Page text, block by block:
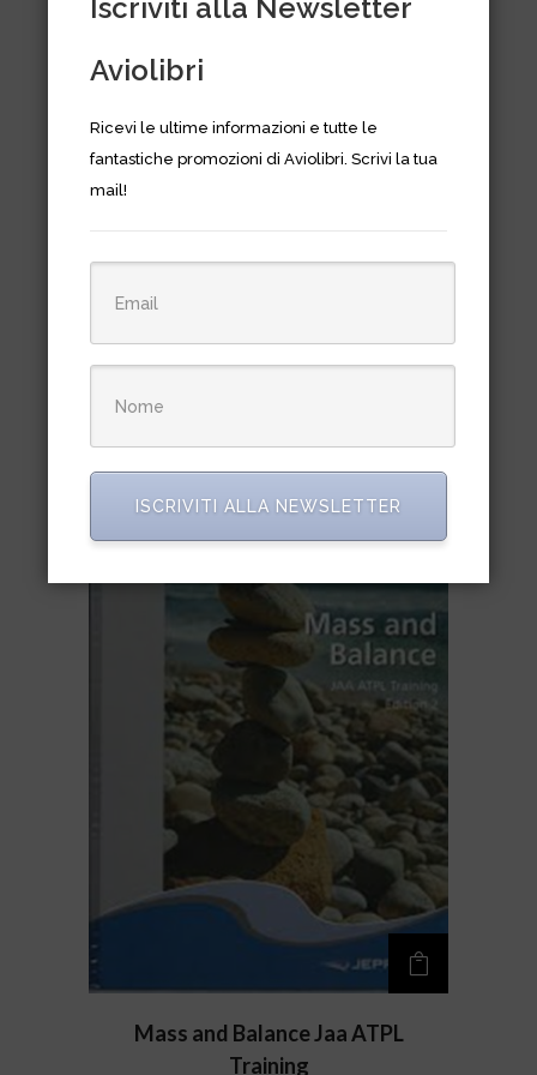
Manuale di navigazione
astronomica semplificata
Mass and Balance Jaa ATPL
Training
Iscriviti alla Newsletter
Aviolibri
Ricevi le ultime informazioni e tutte le
fantastiche promozioni di Aviolibri. Scrivi la tua
mail!
ISCRIVITI ALLA NEWSLETTER